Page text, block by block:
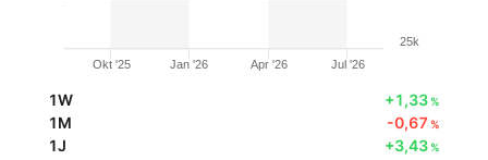
Okt '25 Jan '26 Apr '26 Jul '26
25k
1W +1,33%
1M -0,67 %
1J +3,43%